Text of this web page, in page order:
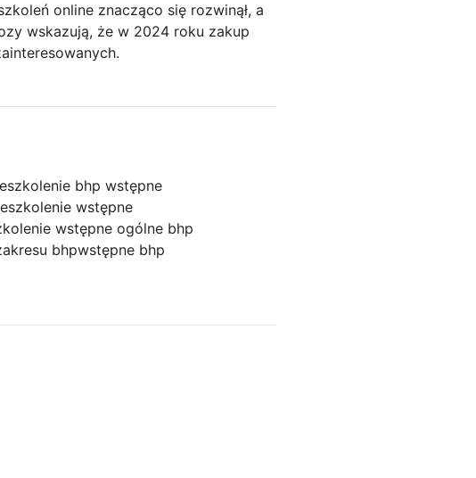
online znacząco się rozwinął, a
wskazują, że w 2024 roku zakup
szkolenie bhp wstępne
szkolenie wstępne
wstępne ogólne bhp
bhpwstępne bhp